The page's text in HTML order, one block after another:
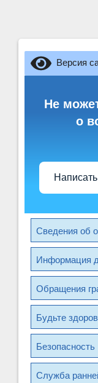
Версия
Не
о
Сведения об
Информация
Обращения
Будьте
Безопасность
Служба